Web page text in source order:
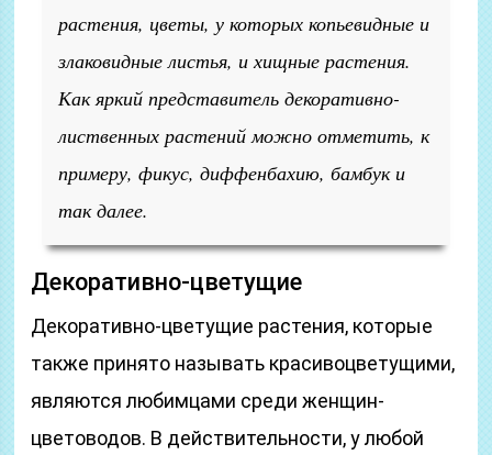
растения, цветы, у которых копьевидные и
злаковидные листья, и хищные растения.
Как яркий представитель декоративно-
лиственных растений можно отметить, к
примеру, фикус, диффенбахию, бамбук и
так далее.
Декоративно-цветущие
Декоративно-цветущие растения, которые
также принято называть красивоцветущими,
являются любимцами среди женщин-
цветоводов. В действительности, у любой